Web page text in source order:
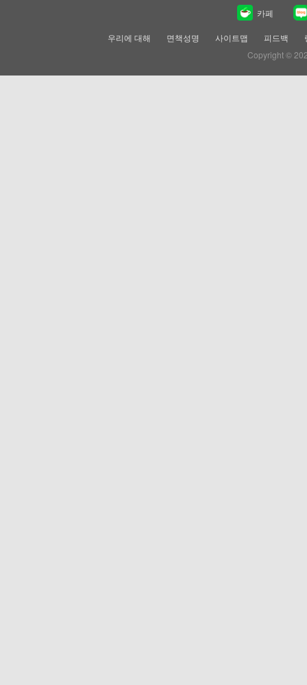
카페
우리에 대해 면책성명 사이트맵 피드백
Copyright ©